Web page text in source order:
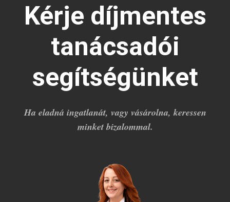
Kérje díjmentes
tanácsadói
segítségünket
Ha eladná ingatlanát, vagy vásárolna, keressen
minket bizalommal.